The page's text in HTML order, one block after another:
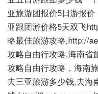
亚旅游团报价5日游报
亚跟团游价格5天双飞
略最佳旅游攻略,http://
攻略自由行攻略,海南省
攻略自由行攻略，海南
去三亚旅游多少钱,去海